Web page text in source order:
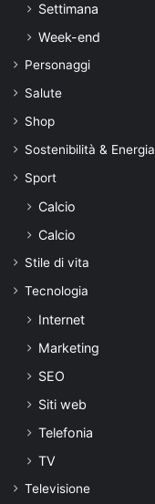
Settimana
Week-end
Personaggi
Salute
Shop
Sostenibilità & Energia
Sport
Calcio
Calcio
Stile di vita
Tecnologia
Internet
Marketing
SEO
Siti web
Telefonia
TV
Televisione